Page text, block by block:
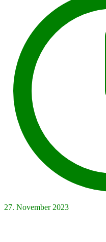
27. November 2023